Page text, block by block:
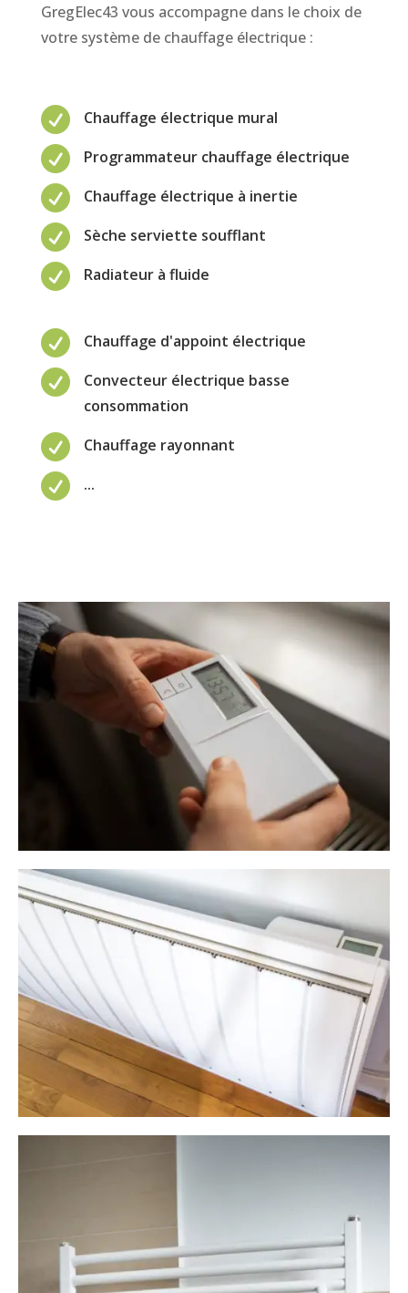
GregElec43 vous accompagne dans le choix de
votre système de chauffage électrique :
 Chauffage électrique mural
 Programmateur chauffage électrique
 Chauffage électrique à inertie
 Sèche serviette soufflant
 Radiateur à fluide
 Chauffage d'appoint électrique

Convecteur électrique basse
consommation
 Chauffage rayonnant
 ...